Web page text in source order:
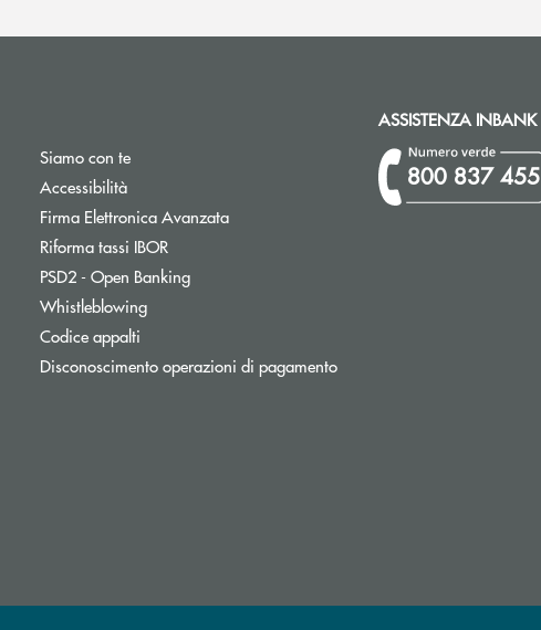
Siamo con te
Accessibilità
Firma Elettronica AvanzataApre una nuova finestra
Riforma tassi IBORApre una nuova finestra
PSD2 - Open BankingApre una nuova finestra
Whistleblowing
Codice appalti
Disconoscimento operazioni di pagamentoApre una nuova finestra
ASSISTENZA INBANK
800 837 455
di posta elettronica)
posta elettronica)